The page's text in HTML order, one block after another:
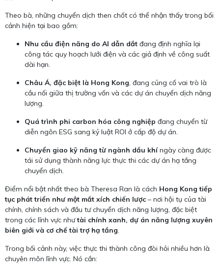
Theo bà, những chuyển dịch then chốt có thể nhận thấy trong bối
cảnh hiện tại bao gồm:
Nhu cầu điện năng do AI dẫn dắt đang định nghĩa lại
công tác quy hoạch lưới điện và các giả định về công suất
dài hạn.
Châu Á, đặc biệt là Hong Kong, đang củng cố vai trò là
cầu nối giữa thị trường vốn và các dự án chuyển dịch năng
lượng.
Quá trình phi carbon hóa công nghiệp đang chuyển từ
diễn ngôn ESG sang kỷ luật ROI ở cấp độ dự án.
Chuyển giao kỹ năng từ ngành dầu khíngày càng được
tái sử dụng thành năng lực thực thi các dự án hạ tầng
chuyển dịch.
Điểm nổi bật nhất theo bà Theresa Ran là cách Hong Kong tiếp
tục phát triển như một mắt xích chiến lược – nơi hội tụ của tài
chính, chính sách và đầu tư chuyển dịch năng lượng, đặc biệt
trong các lĩnh vực nhưtài chính xanh, dự án năng lượng xuyên
biên giới và cơ chế tài trợ hạ tầng.
Trong bối cảnh này, việc thực thi thành công đòi hỏi nhiều hơn là
chuyên môn lĩnh vực. Nó cần: